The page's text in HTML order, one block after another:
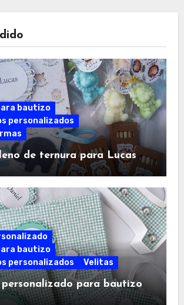
bautizo
personalizados
de ternura para Lucas
bautizo
personalizados
Velitas
personalizado para bautizo